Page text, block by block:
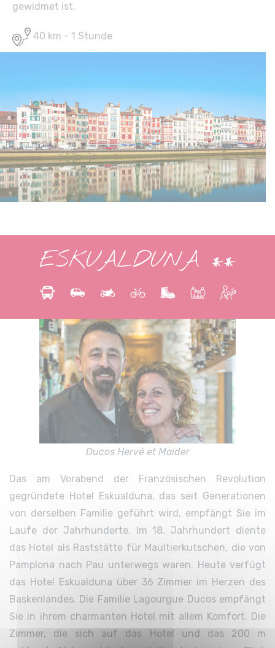
gewidmet ist.
40 km - 1 Stunde
ESKUALDUNA **
Ducos Hervé et Maider
Das am Vorabend der Französischen Revolution
gegründete Hotel Eskualduna, das seit Generationen
von derselben Familie geführt wird, empfängt Sie im
Laufe der Jahrhunderte. Im 18. Jahrhundert diente
das Hotel als Raststätte für Maultierkutschen, die von
Pamplona nach Pau unterwegs waren. Heute verfügt
das Hotel Eskualduna über 36 Zimmer im Herzen des
Baskenlandes. Die Familie Lagourgue Ducos empfängt
Sie in ihrem charmanten Hotel mit allem Komfort. Die
Zimmer, die sich auf das Hotel und das 200 m